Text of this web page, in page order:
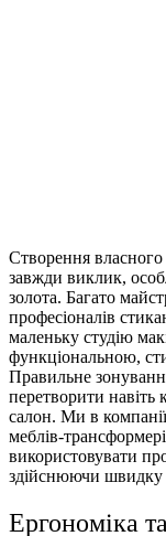
Створення
завжди виклик,
золота. Багато
професіоналів
маленьку студію
функціональною,
Правильне
перетворити
салон. Ми в
меблів-
використовувати
здійснюючи швидку
Ергономіка